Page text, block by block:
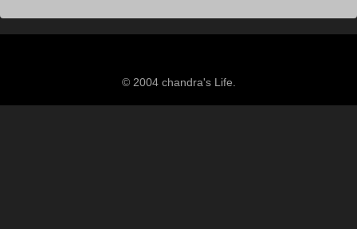
© 2004 chandra's Life.